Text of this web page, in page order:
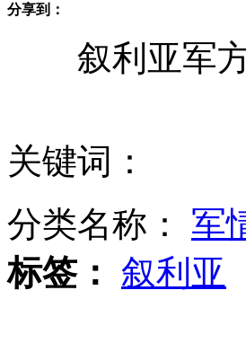
许艺娜淘汰张赫宣引争议
分享到：
叙利亚军方
关键词：
分类名称： 军
标签： 叙利亚